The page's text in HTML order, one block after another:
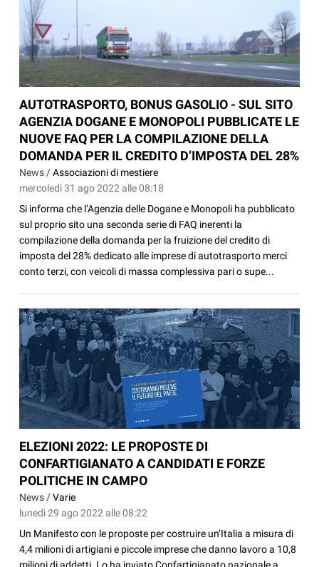
AUTOTRASPORTO, BONUS GASOLIO - SUL SITO
AGENZIA DOGANE E MONOPOLI PUBBLICATE LE
NUOVE FAQ PER LA COMPILAZIONE DELLA
DOMANDA PER IL CREDITO D’IMPOSTA DEL 28%
News /Associazioni di mestiere
mercoledì 31 ago 2022 alle 08:18
Si informa che l’Agenzia delle Dogane e Monopoli ha pubblicato
sul proprio sito una seconda serie di FAQ inerenti la
compilazione della domanda per la fruizione del credito di
imposta del 28% dedicato alle imprese di autotrasporto merci
conto terzi, con veicoli di massa complessiva pari o supe...
ELEZIONI 2022: LE PROPOSTE DI
CONFARTIGIANATO A CANDIDATI E FORZE
POLITICHE IN CAMPO
News /Varie
lunedì 29 ago 2022 alle 08:22
Un Manifesto con le proposte per costruire un’Italia a misura di
4,4 milioni di artigiani e piccole imprese che danno lavoro a 10,8
milioni di addetti. Lo ha inviato Confartigianato nazionale a